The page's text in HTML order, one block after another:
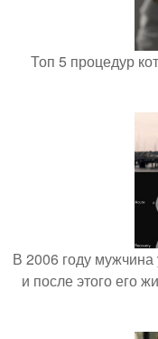
Топ 5 процедур
В 2006 году мужчина
и после этого его